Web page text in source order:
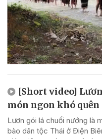
[Short video]
món ngon khó
Lươn gói lá chuối nướng là
bào dân tộc Thái ở Điện